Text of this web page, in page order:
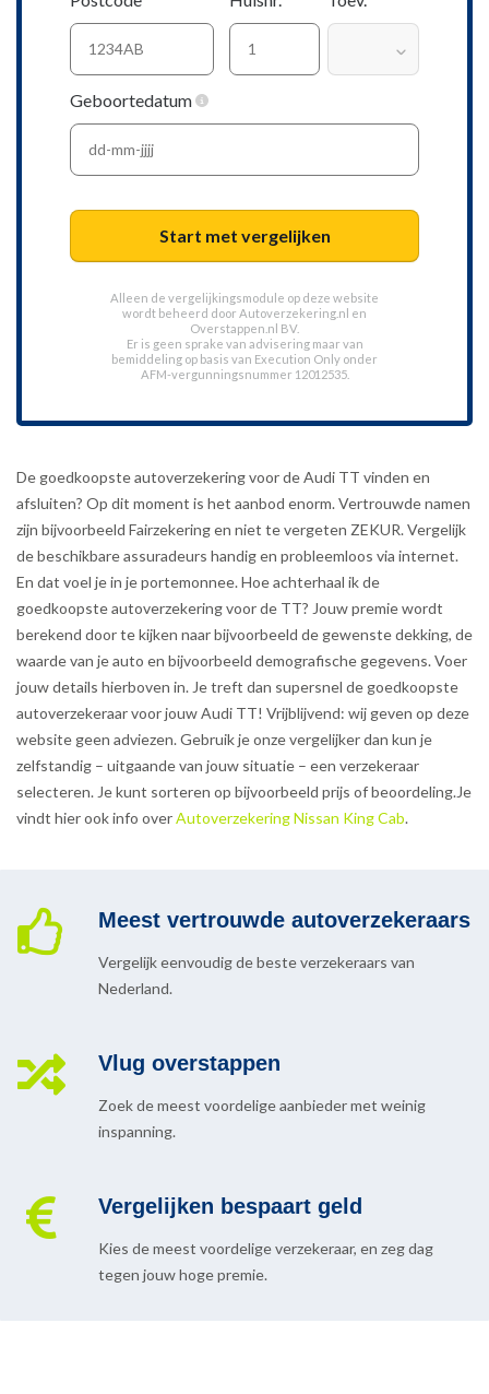
Geboortedatum
Start met vergelijken
Alleen de vergelijkingsmodule op deze website
wordt beheerd door Autoverzekering.nl en
Overstappen.nl BV.
Er is geen sprake van advisering maar van
bemiddeling op basis van Execution Only onder
AFM-vergunningsnummer 12012535.
De goedkoopste autoverzekering voor de Audi TT vinden en
afsluiten? Op dit moment is het aanbod enorm. Vertrouwde namen
zijn bijvoorbeeld Fairzekering en niet te vergeten ZEKUR. Vergelijk
de beschikbare assuradeurs handig en probleemloos via internet.
En dat voel je in je portemonnee. Hoe achterhaal ik de
goedkoopste autoverzekering voor de TT? Jouw premie wordt
berekend door te kijken naar bijvoorbeeld de gewenste dekking, de
waarde van je auto en bijvoorbeeld demografische gegevens. Voer
jouw details hierboven in. Je treft dan supersnel de goedkoopste
autoverzekeraar voor jouw Audi TT! Vrijblijvend: wij geven op deze
website geen adviezen. Gebruik je onze vergelijker dan kun je
zelfstandig – uitgaande van jouw situatie – een verzekeraar
selecteren. Je kunt sorteren op bijvoorbeeld prijs of beoordeling.Je
vindt hier ook info overAutoverzekering Nissan King Cab.
Meest vertrouwde autoverzekeraars
Vergelijk eenvoudig de beste verzekeraars van
Nederland.
Vlug overstappen
Zoek de meest voordelige aanbieder met weinig
inspanning.
Vergelijken bespaart geld
Kies de meest voordelige verzekeraar, en zeg dag
tegen jouw hoge premie.